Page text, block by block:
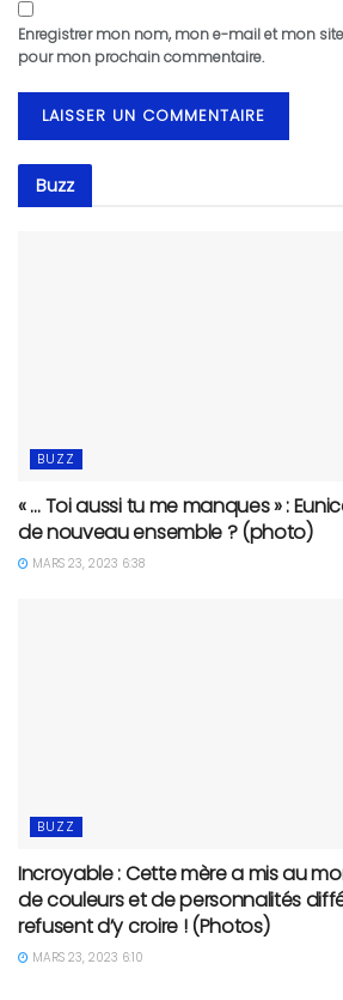
Enregistrer mon nom, mon e-mail et mon
pour mon prochain commentaire.
Buzz
BUZZ
« … Toi aussi tu me manques » :
de nouveau ensemble ? (photo)
MARS 23, 2023 6:38
BUZZ
Incroyable : Cette mère a mis au
de couleurs et de personnalités
refusent d’y croire ! (Photos)
MARS 23, 2023 6:10